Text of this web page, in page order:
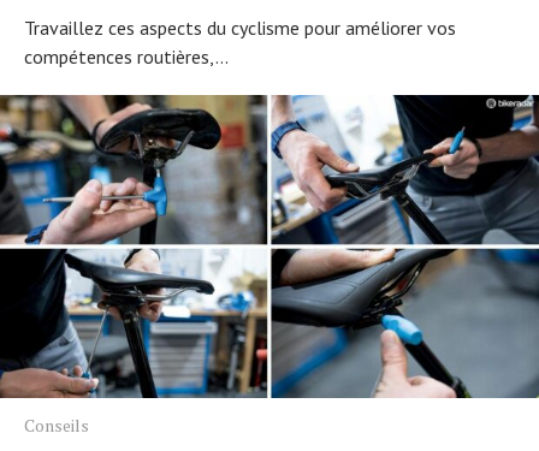
Travaillez ces aspects du cyclisme pour améliorer vos
compétences routières,...
Conseils